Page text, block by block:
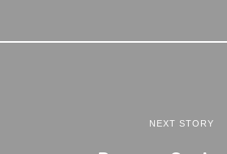
NEXT STORY